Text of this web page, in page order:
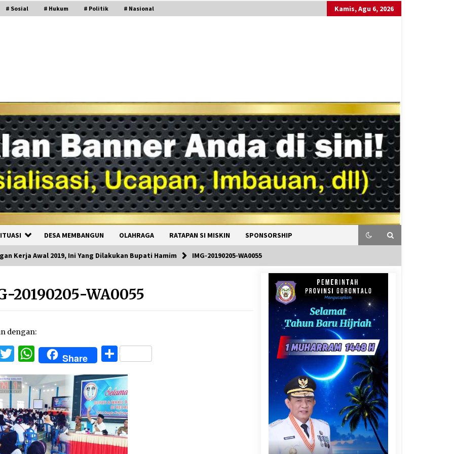
# Sosial # Hukum # Politik # Nasional Kamis, Agu 6, 2026
DESA MEMBANGUN OLAHRAGA RATAPAN SI MISKIN SPONSORSHIP
Kerja Awal 2019, Ini Yang Dilakukan Bupati Hamim IMG-20190205-WA0055
20190205-WA0055
dengan:
Twitter
WhatsApp
Share Share